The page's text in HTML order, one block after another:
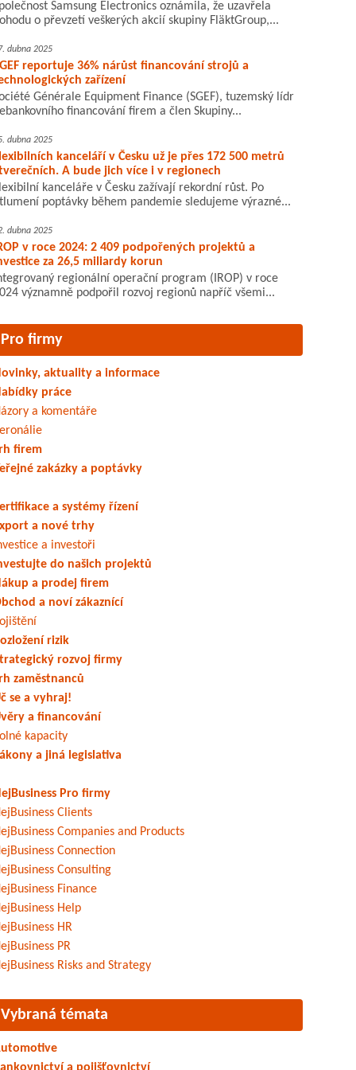
Samsung Electronics oznámila, že uzavřela
o převzetí veškerých akcií skupiny FläktGroup,...
dubna 2025
reportuje 36% nárůst financování strojů a
zařízení
Générale Equipment Finance (SGEF), tuzemský lídr
financování firem a člen Skupiny...
dubna 2025
kanceláří v Česku už je přes 172 500 metrů
A bude jich více i v regionech
kanceláře v Česku zažívají rekordní růst. Po
poptávky během pandemie sledujeme výrazné...
dubna 2025
v roce 2024: 2 409 podpořených projektů a
za 26,5 miliardy korun
regionální operační program (IROP) v roce
významně podpořil rozvoj regionů napříč všemi...
Pro firmy
aktuality a informace
práce
a komentáře
firem
zakázky a poptávky
a systémy řízení
a nové trhy
a investoři
do našich projektů
a prodej firem
a noví zákaznící
rizik
rozvoj firmy
zaměstnanců
se a vyhraj!
a financování
kapacity
a jiná legislativa
Pro firmy
Clients
Companies and Products
Connection
Consulting
Finance
Help
HR
PR
Risks and Strategy
Vybraná témata